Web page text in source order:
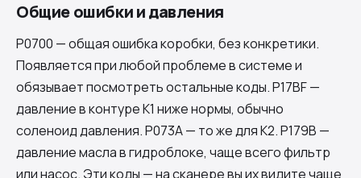
Общие ошибки и давления
P0700 — общая ошибка коробки, без конкретики.
Появляется при любой проблеме в системе и
обязывает посмотреть остальные коды. P17BF —
давление в контуре K1 ниже нормы, обычно
соленоид давления. P073A — то же для K2. P179B —
давление масла в гидроблоке, чаще всего фильтр
или насос. Эти коды — на сканере вы их видите чаще